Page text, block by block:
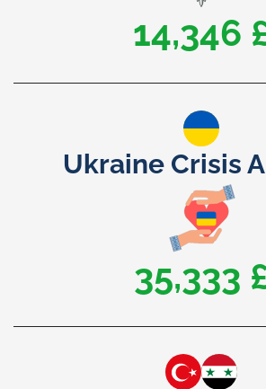
20,000
Ukraine Crisis
50,000